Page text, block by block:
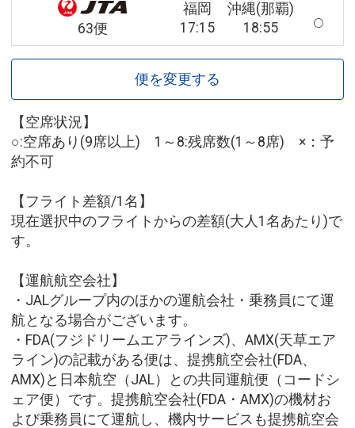
63便
福岡
17:15
沖縄(那覇)
18:55
便を変更する
【空席状況】
○:空席あり(9席以上) 1～8:残席数(1～8席) ×：予
約不可
【フライト差額/1名】
現在選択中のフライトからの差額(大人1名あたり)で
す。
【運航航空会社】
・JALグループ内のほかの運航会社・乗務員にて運
航となる場合がございます。
・FDA(フジドリームエアラインズ)、AMX(天草エア
ライン)の記載がある便は、提携航空会社(FDA、
AMX)と日本航空（JAL）との共同運航便（コードシ
ェア便）です。提携航空会社(FDA・AMX)の機材お
よび乗務員にて運航し、機内サービスも提携航空会